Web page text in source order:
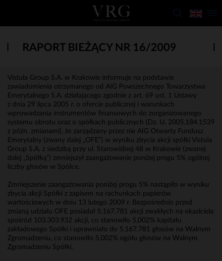
RAPORT BIEŻĄCY NR 16/2009
Vistula Group S.A. w Krakowie informuje na podstawie
zawiadomienia otrzymanego od AIG Powszechnego Towarzystwa
Emerytalnego S.A. działającego zgodnie z art. 69 ust. 1 Ustawy
z dnia 29 lipca 2005 r. o ofercie publicznej i warunkach
wprowadzania instrumentów finansowych do zorganizowanego
systemu obrotu oraz o spółkach publicznych (Dz. U. 2005.184.1539
z późn. zmianami), że zarządzany przez nie AIG Otwarty Fundusz
Emerytalny (zwany dalej „OFE”) w wyniku zbycia akcji spółki Vistula
Group S.A. z siedzibą przy ul. Starowiślnej 48 w Krakowie (zwanej
dalej „Spółką”) zmniejszył zaangażowanie poniżej progu 5% ogólnej
liczby głosów w Spółce.
Zmniejszenie zaangażowania poniżej progu 5% nastąpiło w wyniku
zbycia akcji Spółki z zapisem na rachunkach papierów
wartościowych w dniu 13 lutego 2009 r. Bezpośrednio przed
zmianą udziału OFE posiadał 5.167.781 akcji zwykłych na okaziciela
spośród 103.303.932 akcji, co stanowiło 5,002% kapitału
zakładowego Spółki i uprawniało do 5.167.781 głosów na Walnym
Zgromadzeniu, co stanowiło 5,002% ogółu głosów na Walnym
Zgromadzeniu Spółki.